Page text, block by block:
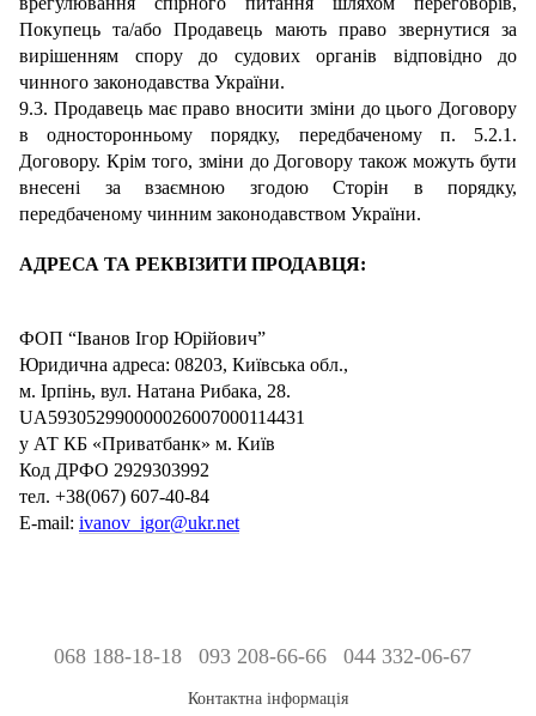
Покупець та/або Продавець мають право звернутися за
вирішенням спору до судових органів відповідно до
чинного законодавства України.
9.3. Продавець має право вносити зміни до цього Договору
в односторонньому порядку, передбаченому п. 5.2.1.
Договору. Крім того, зміни до Договору також можуть бути
внесені за взаємною згодою Сторін в порядку,
передбаченому чинним законодавством України.
АДРЕСА ТА РЕКВІЗИТИПРОДАВЦЯ:
ФОП “Іванов Ігор Юрійович”
Юридична адреса: 08203, Київська обл.,
м. Ірпінь, вул. Натана Рибака, 28.
UA593052990000026007000114431
у АТ КБ «Приватбанк» м. Київ
Код ДРФО 2929303992
тел. +38(067) 607-40-84
E-mail: ivanov igor@ukr.net
068 188-18-18 093 208-66-66 044 332-06-67
Контактна інформація